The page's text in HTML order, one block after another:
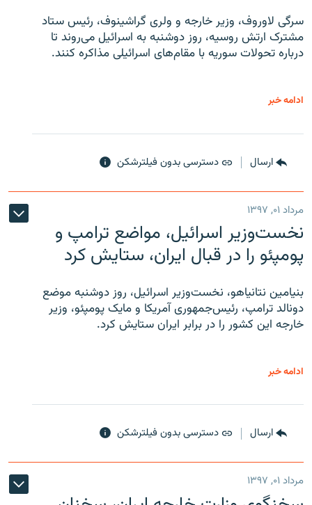
سرگی لاوروف، وزیر خارجه و ولری گراشینوف، رئیس ستاد
مشترک ارتش روسیه، روز دوشنبه به اسرائیل می‌روند تا
درباره تحولات سوریه با مقام‌های اسرائیلی مذاکره کنند.
ادامه خبر
ارسال دسترسی بدون فیلترشکن
مرداد ۰۱, ۱۳۹۷
نخست‌وزیر اسرائیل، مواضع ترامپ و
پومپئو را در قبال ایران، ستایش کرد
بنیامین نتانیاهو، نخست‌وزیر اسرائیل، روز دوشنبه موضع
دونالد ترامپ، رئیس‌جمهوری آمریکا و مایک پومپئو، وزیر
خارجه این کشور را در برابر ایران ستایش کرد.
ادامه خبر
ارسال دسترسی بدون فیلترشکن
مرداد ۰۱, ۱۳۹۷